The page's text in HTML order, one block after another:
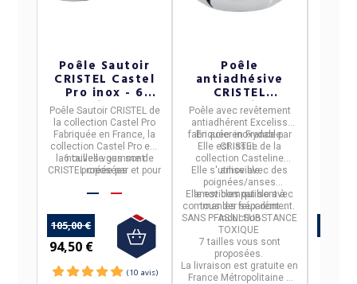
Poêle Sautoir
CRISTEL Castel
Pro inox - 6
tailles
Poêle Sautoir CRISTEL de
la collection Castel Pro
Fabriquée en France, la
collection Castel Pro est
la nouvelle gamme de
CRISTELcréée par et pour
6 tailles vous sont
proposées
105,00 €
94,50 €
Poêle
antiadhésive
CRISTEL
Casteline
amovible - 7
tailles
Poêle avec revêtement
antiadhérent Exceliss
fabriquée enFrancepar
CRISTEL.
Enacier inoxydable.
Elle estissue de la
collection Casteline
amovible
Elle s'utilise avec des
poignées/anses
amovibles qui sont à
commander séparément.
Elle est compatible avec
tous les feux dont
induction
SANS PFAS NI SUBSTANCE
TOXIQUE
7 tailles vous sont
proposées.
La livraison est gratuite en
France Métropolitaine à